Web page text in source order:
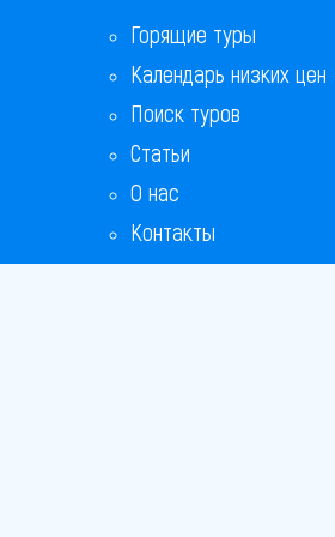
Св. Константин и Елена
Свети-Влас
Солнечный берег
София
Горящие туры
Календарь низких цен
Поиск туров
Статьи
О нас
Контакты
Бонусная программа